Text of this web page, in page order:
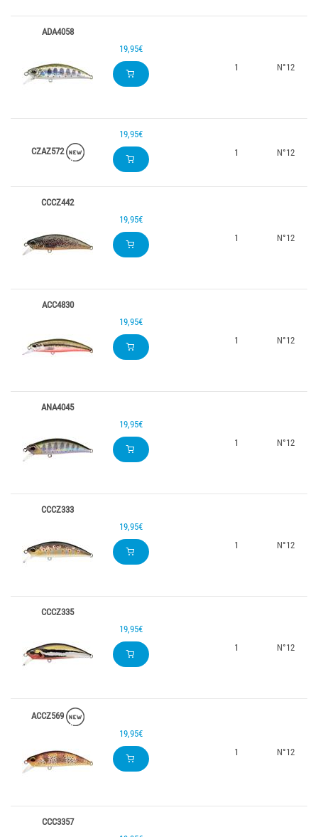
ADA4058
19,95€
1
N°12
CZAZ572
19,95€
1
N°12
CCCZ442
19,95€
1
N°12
ACC4830
19,95€
1
N°12
ANA4045
19,95€
1
N°12
CCCZ333
19,95€
1
N°12
CCCZ335
19,95€
1
N°12
ACCZ569
19,95€
1
N°12
CCC3357